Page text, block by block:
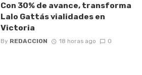
Con 30% de avance, transforma
Lalo Gattás vialidades en
Victoria
By REDACCION 18 horas ago 0